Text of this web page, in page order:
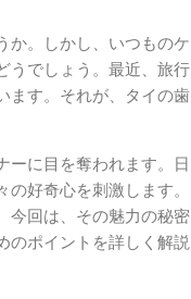
か。しかし、いつものケ
うでしょう。最近、旅行
ます。それが、タイの歯
ーに目を奪われます。日
好奇心を刺激します。
今回は、その魅力の秘密
のポイントを詳しく解説